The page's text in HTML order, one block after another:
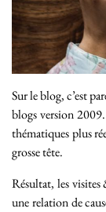
Sur le blog, c’est
blogs version
thématiques plus
grosse tête.
Résultat, les visites
une relation de